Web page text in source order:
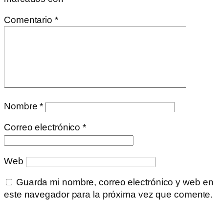
Comentario *
Nombre*
Correo electrónico*
Web
Guarda mi nombre, correo electrónico y web en
este navegador para la próxima vez que comente.